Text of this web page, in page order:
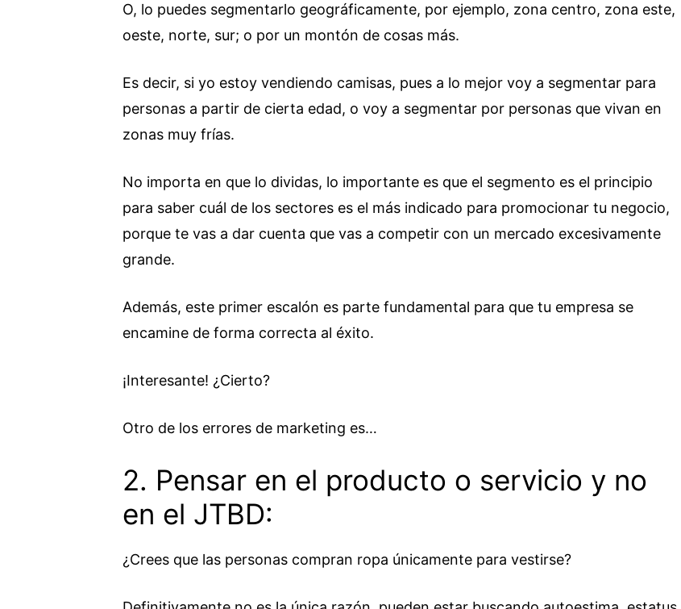
O, lo puedes segmentarlo geográficamente, por ejemplo, zona centro, zona este,
oeste, norte, sur; o por un montón de cosas más.
Es decir, si yo estoy vendiendo camisas, pues a lo mejor voy a segmentar para
personas a partir de cierta edad, o voy a segmentar por personas que vivan en
zonas muy frías.
No importa en que lo dividas, lo importante es que el segmento es el principio
para saber cuál de los sectores es el más indicado para promocionar tu negocio,
porque te vas a dar cuenta que vas a competir con un mercado excesivamente
grande.
Además, este primer escalón es parte fundamental para que tu empresa se
encamine de forma correcta al éxito.
¡Interesante! ¿Cierto?
Otro de los errores de marketing es…
2. Pensar en el producto o servicio y no
en el JTBD:
¿Crees que las personas compran ropa únicamente para vestirse?